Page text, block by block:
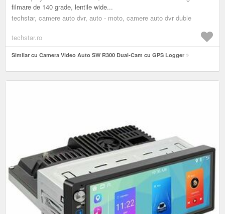
filmare de 140 grade, lentile wide...
techstar, camere auto dvr, auto - moto, camere auto dvr duble
techstar.ro
Similar cu Camera Video Auto SW R300 Dual-Cam cu GPS Logger